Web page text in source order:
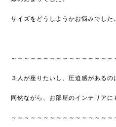
サイズをどうしようかお悩みでした
～～～～～～～～～～～～～～～～
３人が座りたいし、圧迫感がある
同然ながら、お部屋のインテリアに
～～～～～～～～～～～～～～～～